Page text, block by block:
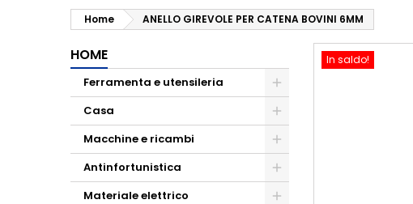
Home ANELLO GIREVOLE PER CATENA BOVINI 6MM
HOME
Ferramenta e utensileria
Casa
Macchine e ricambi
Antinfortunistica
Materiale elettrico
In saldo!